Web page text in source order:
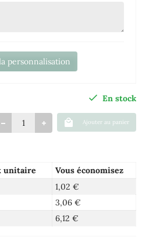
personnalisation
En stock
Ajouter au panier
unitaire
Vous économisez
1,02 €
3,06 €
6,12 €